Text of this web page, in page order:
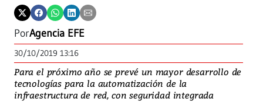
PorAgencia EFE
30/10/2019 13:16
Para el próximo año se prevé un mayor desarrollo de
tecnologías para la automatización de la
infraestructura de red, con seguridad integrada